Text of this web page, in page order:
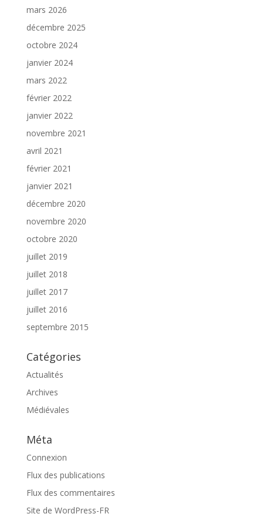
mars 2026
décembre 2025
octobre 2024
janvier 2024
mars 2022
février 2022
janvier 2022
novembre 2021
avril 2021
février 2021
janvier 2021
décembre 2020
novembre 2020
octobre 2020
juillet 2019
juillet 2018
juillet 2017
juillet 2016
septembre 2015
Catégories
Actualités
Archives
Médiévales
Méta
Connexion
Flux des publications
Flux des commentaires
Site de WordPress-FR